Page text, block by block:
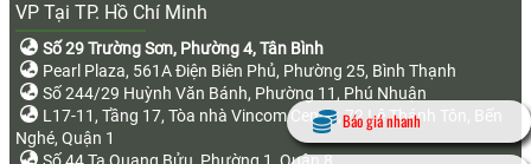
VP Tại TP. Hồ Chí Minh
Số 29 Trường Sơn, Phường 4, Tân Bình
Pearl Plaza, 561A Điện Biên Phủ, Phường 25, Bình Thạnh
Số 244/29 Huỳnh Văn Bánh, Phường 11, Phú Nhuận
L17-11, Tầng 17, Tòa nhà Vincom Center, 72 Lê Thánh Tôn, Bến
Nghé, Quận 1
Báo giá nhanh